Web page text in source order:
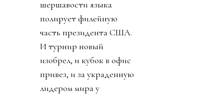
шершавости языка
полирует филейную
часть президента США.
И турнир новый
изобрел, и кубок в офис
привез, и за украденную
лидером мира у